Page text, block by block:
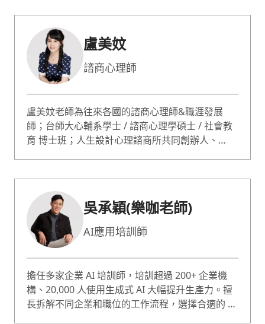
盧美妏
諮商心理師
盧美妏老師為往來各國的諮商心理師&職涯發展
師；台師大心輔系學士 / 諮商心理學碩士 / 社會教
育 博士班；人生設計心理諮商所共同創辦人、
選最有影響力的 50 位心理諮詢師。諮詢服務超過
10000人次；專長職業生涯規劃、自信 / 自我價值
提升、性少數 / 非典型關係。
吳承穎(樂咖老師)
AI應用培訓師
擔任多家企業 AI 培訓師，培訓超過 200+ 企業機
構、20,000 人使用生成式 AI 大幅提升生產力。擅
長拆解不同企業和職位的工作流程，選擇合適的 AI